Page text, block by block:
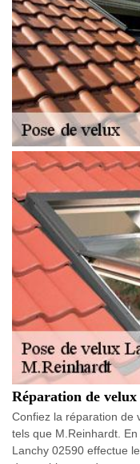
Réparation de velux
Confiez la réparation de
tels que M.Reinhardt.
Lanchy 02590 effectue